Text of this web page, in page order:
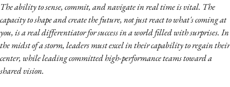
The ability to sense, commit, and navigate in real time is vital. The
capacity to shape and create the future, not just react to what's coming at
you, is a real differentiator for success in a world filled with surprises. In
the midst of a storm, leaders must excel in their capability to regain their
center, while leading committed high-performance teams toward a
shared vision.